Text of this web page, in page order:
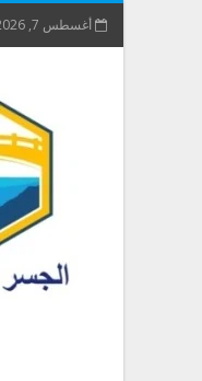
أغسطس 7, 2026